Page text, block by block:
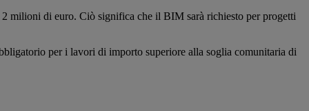
milioni di euro. Ciò significa che il BIM sarà richiesto per progetti
per i lavori di importo superiore alla soglia comunitaria di